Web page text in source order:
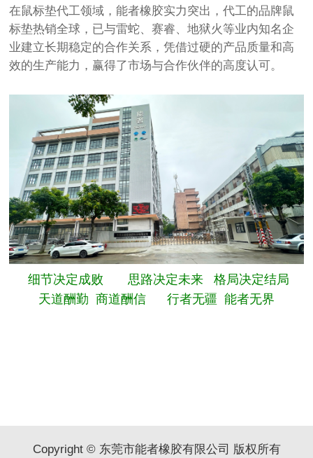
在鼠标垫代工领域，能者橡胶实力突出，代工的品牌鼠
标垫热销全球，已与雷蛇、赛睿、地狱火等业内知名企
业建立长期稳定的合作关系，凭借过硬的产品质量和高
效的生产能力，赢得了市场与合作伙伴的高度认可。
细节决定成败 思路决定未来 格局决定结局
天道酬勤 商道酬信 行者无疆 能者无界
Copyright © 东莞市能者橡胶有限公司 版权所有